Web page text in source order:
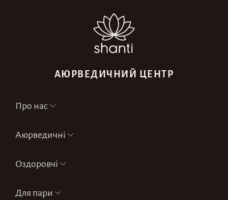
АЮРВЕДИЧНИЙ ЦЕНТР
Про нас
Аюрведичні
Оздоровчі
Для пари